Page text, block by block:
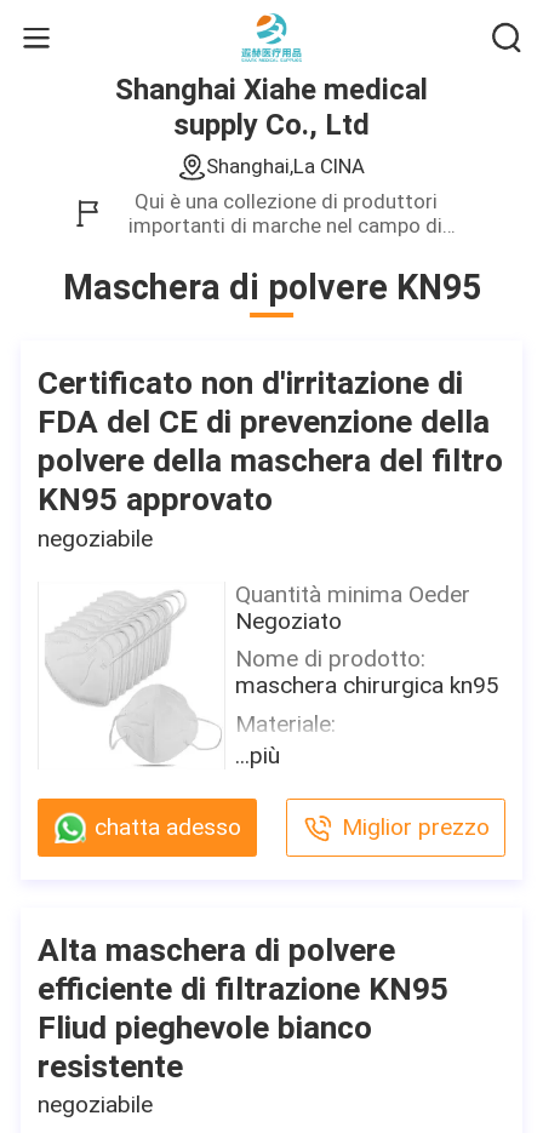
Shanghai Xiahe medical
supply Co., Ltd
Shanghai,La CINA
Qui è una collezione di produttori
importanti di marche nel campo di
prodotto di qualità.
Maschera di polvere KN95
Certificato non d'irritazione di
FDA del CE di prevenzione della
polvere della maschera del filtro
KN95 approvato
negoziabile
Quantità minima Oeder
Negoziato
Nome di prodotto:
maschera chirurgica kn95
Materiale:
Tessuto non tessuto
Bianco, grigio o su misura
Caratteristica:
KN95
Efficienza di filtrazione:
≥ 99% DI B.F.E≥ 95/99%
PFE
...più
chatta adesso Miglior prezzo
Alta maschera di polvere
efficiente di filtrazione KN95
Fliud pieghevole bianco
resistente
negoziabile